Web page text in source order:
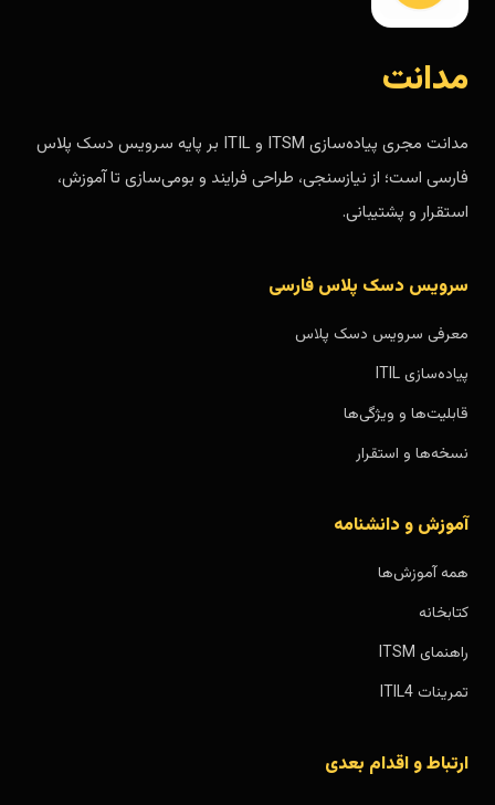
مدانت
مدانت مجری پیاده‌سازی ITSM و ITIL بر پایه سرویس دسک پلاس
فارسی است؛ از نیازسنجی، طراحی فرایند و بومی‌سازی تا آموزش،
استقرار و پشتیبانی.
سرویس دسک پلاس فارسی
معرفی سرویس دسک پلاس
پیاده‌سازی ITIL
قابلیت‌ها و ویژگی‌ها
نسخه‌ها و استقرار
آموزش و دانشنامه
همه آموزش‌ها
کتابخانه
راهنمای ITSM
تمرینات ITIL4
ارتباط و اقدام بعدی